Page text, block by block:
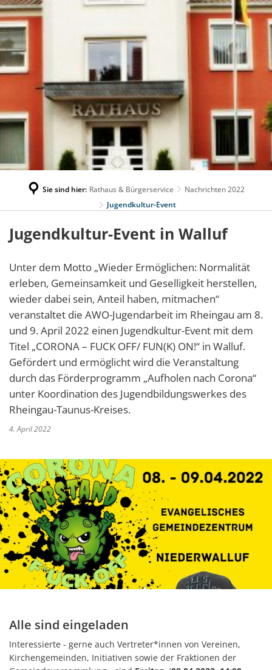
Sie sind hier: Rathaus & Bürgerservice
Nachrichten 2022
Jugendkultur-Event
Jugendkultur-Event in Walluf
Unter dem Motto „Wieder Ermöglichen: Normalität
erleben, Gemeinsamkeit und Geselligkeit herstellen,
wieder dabei sein, Anteil haben, mitmachen“
veranstaltet die AWO-Jugendarbeit im Rheingau am 8.
und 9. April 2022 einen Jugendkultur-Event mit dem
Titel „CORONA – FUCK OFF/ FUN(K) ON!“ in Walluf.
Gefördert und ermöglicht wird die Veranstaltung
durch das Förderprogramm „Aufholen nach Corona“
unter Koordination des Jugendbildungswerkes des
Rheingau-Taunus-Kreises.
4. April 2022
Alle sind eingeladen
Interessierte - gerne auch Vertreter*innen von Vereinen,
Kirchengemeinden, Initiativen sowie der Fraktionen der